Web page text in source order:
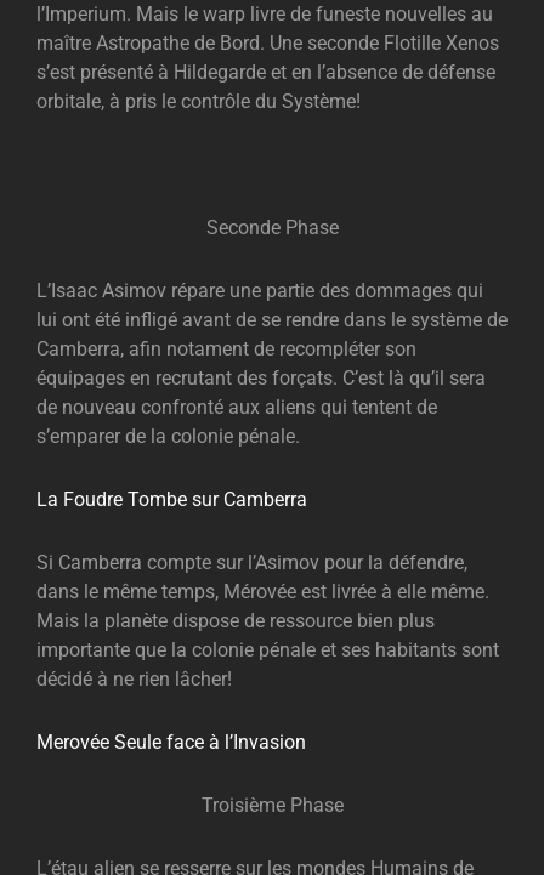
l’Imperium. Mais le warp livre de funeste nouvelles au
maître Astropathe de Bord. Une seconde Flotille Xenos
s’est présenté à Hildegarde et en l’absence de défense
orbitale, à pris le contrôle du Système!
Seconde Phase
L’Isaac Asimov répare une partie des dommages qui
lui ont été infligé avant de se rendre dans le système de
Camberra, afin notament de recompléter son
équipages en recrutant des forçats. C’est là qu’il sera
de nouveau confronté aux aliens qui tentent de
s’emparer de la colonie pénale.
La Foudre Tombe sur Camberra
Si Camberra compte sur l’Asimov pour la défendre,
dans le même temps, Mérovée est livrée à elle même.
Mais la planète dispose de ressource bien plus
importante que la colonie pénale et ses habitants sont
décidé à ne rien lâcher!
Merovée Seule face à l’Invasion
Troisième Phase
L’étau alien se resserre sur les mondes Humains de